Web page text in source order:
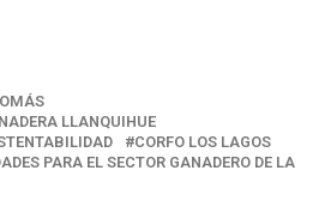
LLANQUIHUE
CORFO LOS LAGOS
PARA EL SECTOR GANADERO DE LA